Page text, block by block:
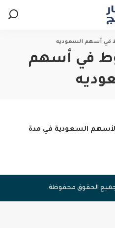
في أسهم السعوديه
في أسهم
السعودية في مدة